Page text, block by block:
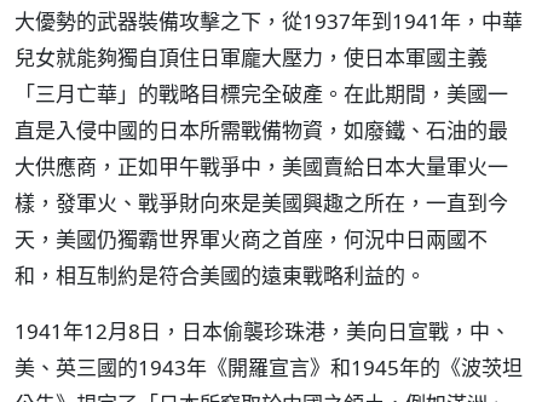
大優勢的武器裝備攻擊之下，從1937年到1941年，中華
兒女就能夠獨自頂住日軍龐大壓力，使日本軍國主義
「三月亡華」的戰略目標完全破產。在此期間，美國一
直是入侵中國的日本所需戰備物資，如廢鐵、石油的最
大供應商，正如甲午戰爭中，美國賣給日本大量軍火一
樣，發軍火、戰爭財向來是美國興趣之所在，一直到今
天，美國仍獨霸世界軍火商之首座，何況中日兩國不
和，相互制約是符合美國的遠東戰略利益的。
1941年12月8日，日本偷襲珍珠港，美向日宣戰，中、
美、英三國的1943年《開羅宣言》和1945年的《波茨坦